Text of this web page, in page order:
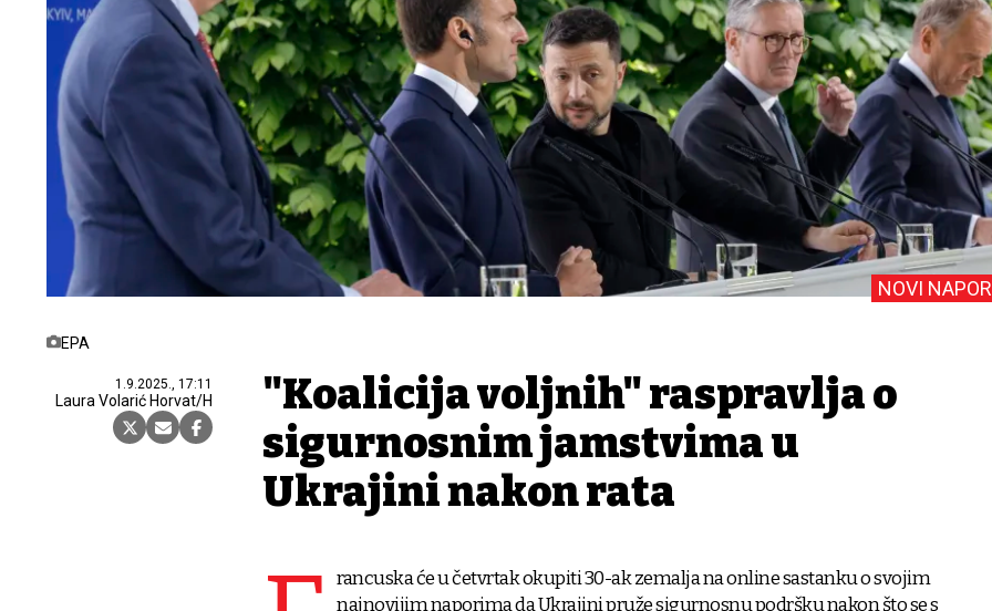
EPA
1.9.2025., 17:11
Laura Volarić Horvat/H
NOVI
"Koalicija voljnih" raspravlja o
sigurnosnim jamstvima u
Ukrajini nakon rata
rancuska će u četvrtak okupiti 30-ak zemalja na online sastanku o svojim
najnovijim naporima da Ukrajini pruže sigurnosnu podršku nakon što se s